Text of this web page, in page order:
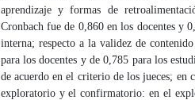
aprendizaje y formas de
Cronbach fue de 0,860 en los docentes y
interna; respecto a la validez de
para los docentes y de 0,785 para los
de acuerdo en el criterio de los jueces; en
exploratorio y el confirmatorio: en el